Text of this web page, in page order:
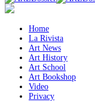
Home
La Rivista
Art News
Art History
Art School
Art Bookshop
Video
Privacy